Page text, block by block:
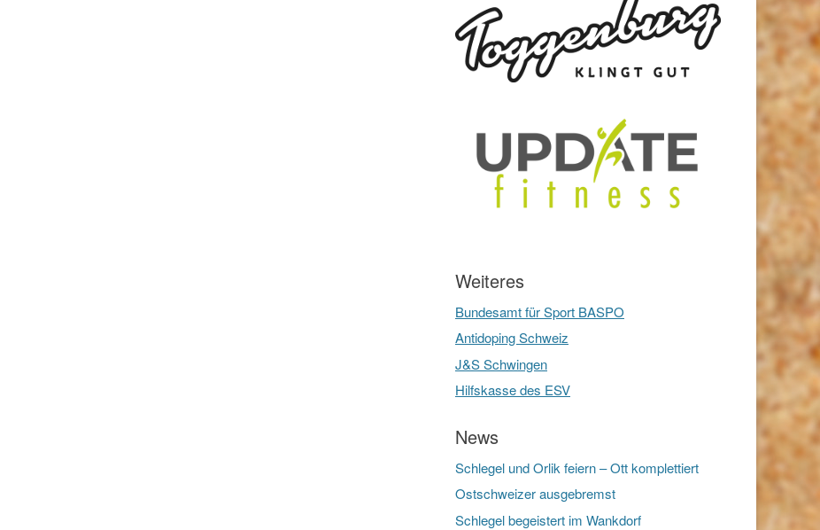
Weiteres
Bundesamt für Sport BASPO
Antidoping Schweiz
J&S Schwingen
Hilfskasse des ESV
News
Schlegel und Orlik feiern – Ott komplettiert
Ostschweizer ausgebremst
Schlegel begeistert im Wankdorf